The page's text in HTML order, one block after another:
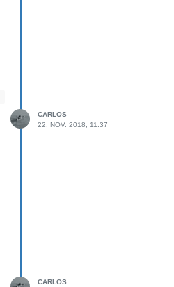
CARLOS
22. NOV. 2018, 11:37
CARLOS